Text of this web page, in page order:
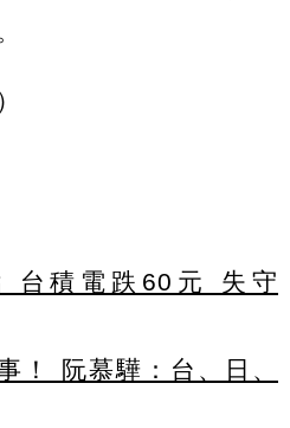
台積電跌60元 失守
！ 阮慕驊：台、日、